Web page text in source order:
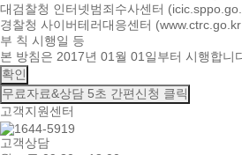
대검찰청 인터넷범죄수사센터
경찰청 사이버테러대응센터
부 칙 시행일 등
본 방침은 2017년 01월 01일부터 시행합니
확인
무료자료&상담 5초 간편신청 클릭
고객지원센터
고객상담